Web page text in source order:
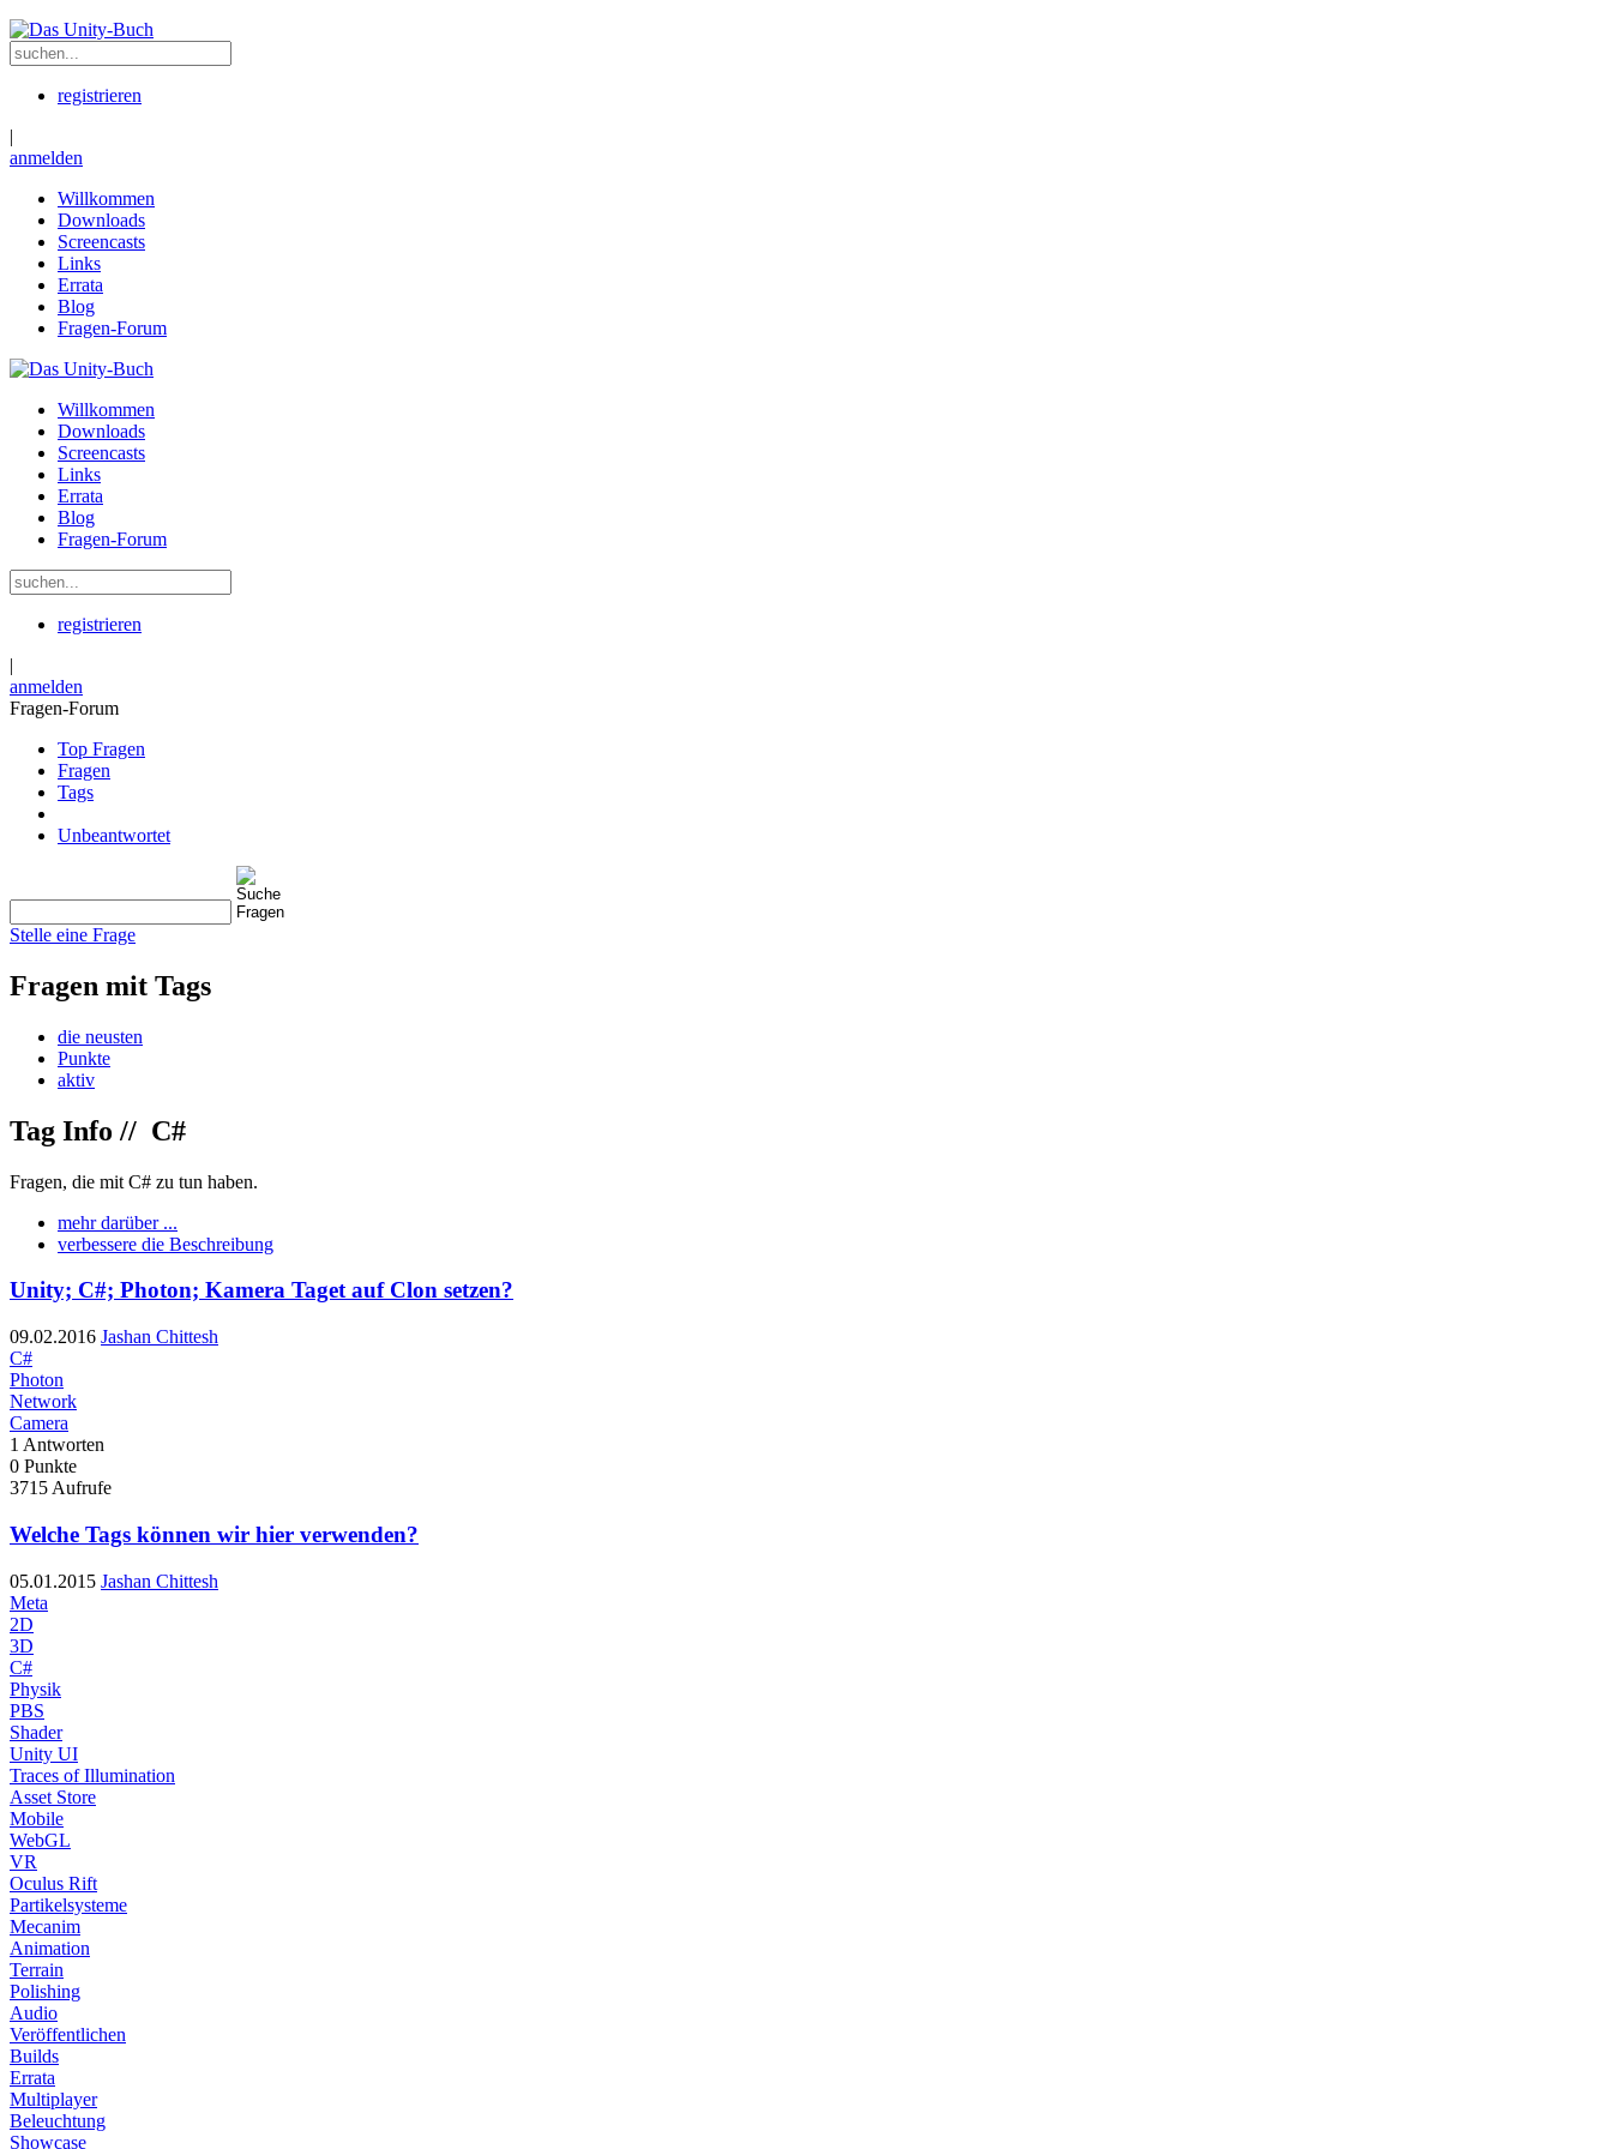
registrieren
|
anmelden
Willkommen
Downloads
Screencasts
Links
Errata
Blog
Fragen-Forum
Willkommen
Downloads
Screencasts
Links
Errata
Blog
Fragen-Forum
registrieren
|
anmelden
Fragen-Forum
Top Fragen
Fragen
Tags
Unbeantwortet
Stelle eine Frage
Fragen mit Tags
die neusten
Punkte
aktiv
Tag Info // C#
Fragen, die mit C# zu tun haben.
mehr darüber ...
verbessere die Beschreibung
Unity; C#; Photon; Kamera Taget auf Clon setzen?
09.02.2016 Jashan Chittesh
C#
Photon
Network
Camera
1 Antworten
0 Punkte
3715 Aufrufe
Welche Tags können wir hier verwenden?
05.01.2015 Jashan Chittesh
Meta
2D
3D
C#
Physik
PBS
Shader
Unity UI
Traces of Illumination
Asset Store
Mobile
WebGL
VR
Oculus Rift
Partikelsysteme
Mecanim
Animation
Terrain
Polishing
Audio
Veröffentlichen
Builds
Errata
Multiplayer
Beleuchtung
Showcase